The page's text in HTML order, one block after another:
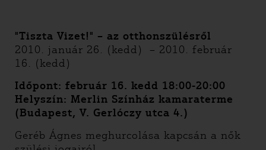
"Tiszta Vizet!" – az otthonszülésről
2010. január 26. (kedd) – 2010. február
16. (kedd)
Időpont: február 16. kedd 18:00-20:00
Helyszín: Merlin Színház kamaraterme
(Budapest, V. Gerlóczy utca 4.)
Geréb Ágnes meghurcolása kapcsán a nők